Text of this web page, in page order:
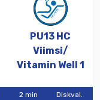
PU13 HC
Viimsi/
Vitamin Well 1
2 min
Diskval.